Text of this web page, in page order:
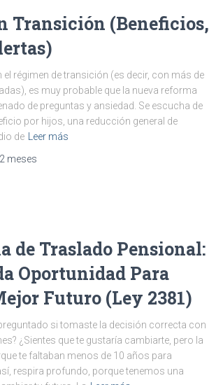
Transición (Beneficios,
el régimen de transición (es decir, con más de
es muy probable que la nueva reforma
de preguntas y ansiedad. Se escucha de
por hijos, una reducción general de
de
Leer más
meses
de Traslado Pensional:
Oportunidad Para
Futuro (Ley 2381)
si tomaste la decisión correcta con
¿Sientes que te gustaría cambiarte, pero la
te faltaban menos de 10 años para
respira profundo, porque tenemos una